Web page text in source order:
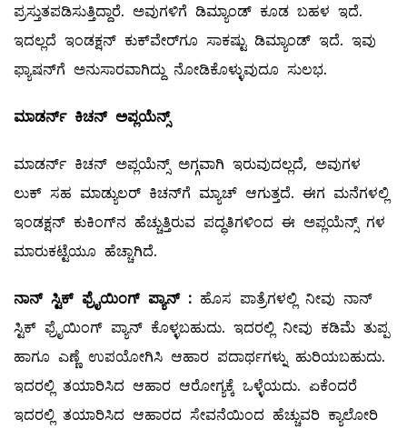
ಪ್ರಸ್ತುತಪಡಿಸುತ್ತಿದ್ದಾರೆ. ಅವುಗಳಿಗೆ ಡಿಮ್ಯಾಂಡ್‌ ಕೂಡ ಬಹಳ ಇದೆ.
ಇದಲ್ಲದೆ ಇಂಡಕ್ಷನ್‌ ಕುಕ್‌ವೇರ್‌ಗೂ ಸಾಕಷ್ಟು ಡಿಮ್ಯಾಂಡ್‌ ಇದೆ. ಇವು
ಫ್ಯಾಷನ್‌ಗೆ ಅನುಸಾರವಾಗಿದ್ದು ನೋಡಿಕೊಳ್ಳುವುದೂ ಸುಲಭ.
ಮಾಡರ್ನ್‌ ಕಿಚನ್‌ ಅಪ್ಲಯೆನ್ಸ್
ಮಾಡರ್ನ್‌ ಕಿಚನ್‌ ಅಪ್ಲಯೆನ್ಸ್ ಅಗ್ಗವಾಗಿ ಇರುವುದಲ್ಲದೆ, ಅವುಗಳ
ಲುಕ್‌ ಸಹ ಮಾಡ್ಯುಲರ್‌ ಕಿಚನ್‌ಗೆ ಮ್ಯಾಚ್‌ ಆಗುತ್ತದೆ. ಈಗ ಮನೆಗಳಲ್ಲಿ
ಇಂಡಕ್ಷನ್‌ ಕುಕಿಂಗ್‌ನ ಹೆಚ್ಚುತ್ತಿರುವ ಪದ್ಧತಿಗಳಿಂದ ಈ ಅಪ್ಲಯೆನ್ಸ್ ಗಳ
ಮಾರುಕಟ್ಟೆಯೂ ಹೆಚ್ಚಾಗಿದೆ.
ನಾನ್‌ ಸ್ಟಿಕ್‌ ಫ್ರೈಯಿಂಗ್ ಪ್ಯಾನ್‌ : ಹೊಸ ಪಾತ್ರೆಗಳಲ್ಲಿ ನೀವು ನಾನ್‌
ಸ್ಟಿಕ್‌ ಫ್ರೈಯಿಂಗ್‌ ಪ್ಯಾನ್‌ ಕೊಳ್ಳಬಹುದು. ಇದರಲ್ಲಿ ನೀವು ಕಡಿಮೆ ತುಪ್ಪ
ಹಾಗೂ ಎಣ್ಣೆ ಉಪಯೋಗಿಸಿ ಆಹಾರ ಪದಾರ್ಥಗಳ್ನು ಹುರಿಯಬಹುದು.
ಇದರಲ್ಲಿ ತಯಾರಿಸಿದ ಆಹಾರ ಆರೋಗ್ಯಕ್ಕೆ ಒಳ್ಳೆಯದು. ಏಕೆಂದರೆ
ಇದರಲ್ಲಿ ತಯಾರಿಸಿದ ಆಹಾರದ ಸೇವನೆಯಿಂದ ಹೆಚ್ಚುವರಿ ಕ್ಯಾಲೋರಿ